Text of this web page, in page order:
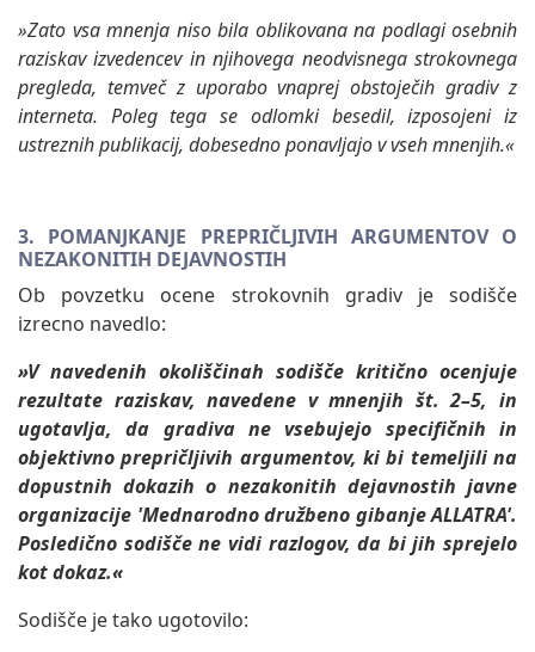
»Zato vsa mnenja niso bila oblikovana na podlagi osebnih
raziskav izvedencev in njihovega neodvisnega strokovnega
pregleda, temveč z uporabo vnaprej obstoječih gradiv z
interneta. Poleg tega se odlomki besedil, izposojeni iz
ustreznih publikacij, dobesedno ponavljajo v vseh mnenjih.«
3. POMANJKANJE PREPRIČLJIVIH ARGUMENTOV O
NEZAKONITIH DEJAVNOSTIH
Ob povzetku ocene strokovnih gradiv je sodišče
izrecno navedlo:
»V navedenih okoliščinah sodišče kritično ocenjuje
rezultate raziskav, navedene v mnenjih št. 2–5, in
ugotavlja, da gradiva ne vsebujejo specifičnih in
objektivno prepričljivih argumentov, ki bi temeljili na
dopustnih dokazih o nezakonitih dejavnostih javne
organizacije 'Mednarodno družbeno gibanje ALLATRA'.
Posledično sodišče ne vidi razlogov, da bi jih sprejelo
kot dokaz.«
Sodišče je tako ugotovilo: